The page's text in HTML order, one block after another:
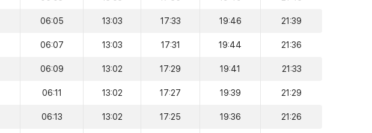
06:05 13:03 17:33 19:46 21:39
06:07 13:03 17:31 19:44 21:36
06:09 13:02 17:29 19:41 21:33
06:11 13:02 17:27 19:39 21:29
06:13 13:02 17:25 19:36 21:26